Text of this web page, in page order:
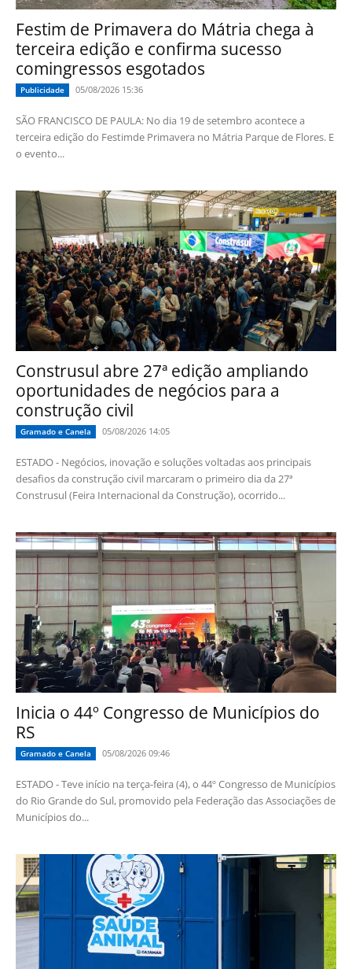
Festim de Primavera do Mátria chega à
terceira edição e confirma sucesso
comingressos esgotados
Publicidade 05/08/2026 15:36
SÃO FRANCISCO DE PAULA: No dia 19 de setembro acontece a
terceira edição do Festimde Primavera no Mátria Parque de Flores. E
o evento...
Construsul abre 27ª edição ampliando
oportunidades de negócios para a
construção civil
Gramado e Canela 05/08/2026 14:05
ESTADO - Negócios, inovação e soluções voltadas aos principais
desafios da construção civil marcaram o primeiro dia da 27ª
Construsul (Feira Internacional da Construção), ocorrido...
Inicia o 44º Congresso de Municípios do
RS
Gramado e Canela 05/08/2026 09:46
ESTADO - Teve início na terça-feira (4), o 44º Congresso de Municípios
do Rio Grande do Sul, promovido pela Federação das Associações de
Municípios do...